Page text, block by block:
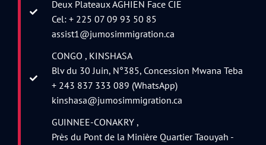
Deux Plateaux AGHIEN Face CIE
Cel: + 225 07 09 93 50 85
assist1@jumosimmigration.ca
CONGO , KINSHASA
Blv du 30 Juin, N°385, Concession Mwana Teba
+ 243 837 333 089 (WhatsApp)
kinshasa@jumosimmigration.ca
GUINNEE-CONAKRY ,
Près du Pont de la Minière Quartier Taouyah -